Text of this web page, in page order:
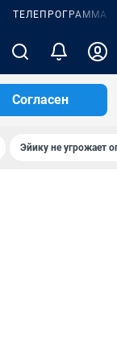
ТЕЛЕПРОГРАММА
Согласен
Эйику не угрожает